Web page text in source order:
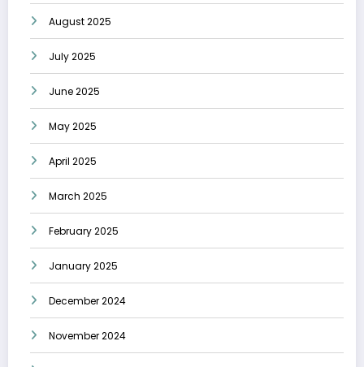
August 2025
July 2025
June 2025
May 2025
April 2025
March 2025
February 2025
January 2025
December 2024
November 2024